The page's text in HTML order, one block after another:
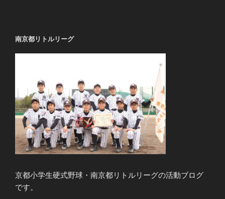
ン
南京都リトルリーグ
京都小学生硬式野球・南京都リトルリーグの活動ブログ
です。